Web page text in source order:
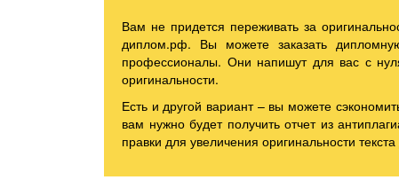
Вам не придется переживать за
диплом.рф. Вы можете заказать
профессионалы. Они напишут для вас с
оригинальности.
Есть и другой вариант – вы можете
вам нужно будет получить отчет из
правки для увеличения оригинальности